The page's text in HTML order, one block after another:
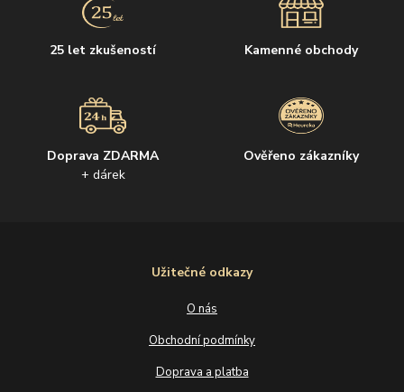
25 let zkušeností Kamenné obchody
Doprava ZDARMA
+ dárek
Ověřeno zákazníky
Užitečné odkazy
O nás
Obchodní podmínky
Doprava a platba